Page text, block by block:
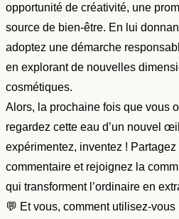
opportunité de créativité, une
source de bien-être. En lui
adoptez une démarche
en explorant de nouvelles
cosmétiques.
Alors, la prochaine fois que vous
regardez cette eau d’un nouvel
expérimentez, inventez !
commentaire et rejoignez la
qui transforment l’ordinaire en
💬 Et vous, comment utilisez-vous